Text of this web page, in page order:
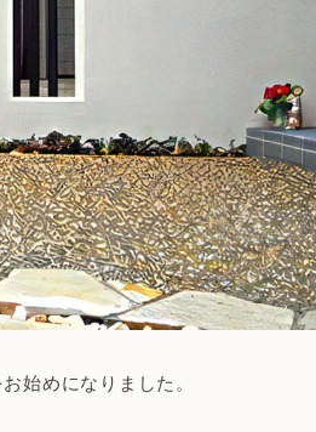
始めになりました。